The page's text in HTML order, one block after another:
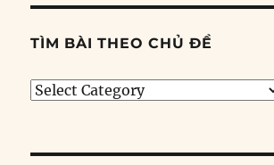
TÌM BÀI THEO CHỦ ĐỀ
Tìm